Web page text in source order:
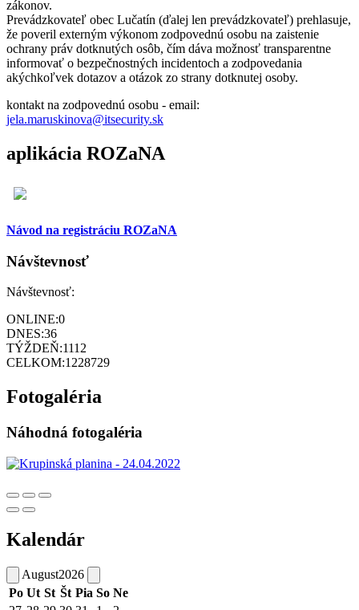
zákonov.
Prevádzkovateľ obec Lučatín (ďalej len prevádzkovateľ) prehlasuje,
že poveril externým výkonom zodpovednú osobu na zaistenie
ochrany práv dotknutých osôb, čím dáva možnosť transparentne
informovať o bezpečnostných incidentoch a zodpovedania
akýchkoľvek dotazov a otázok zo strany dotknutej osoby.
kontakt na zodpovednú osobu - email:
jela.maruskinova@itsecurity.sk
aplikácia ROZaNA
Návod na registráciu ROZaNA
Návštevnosť
Návštevnosť:
ONLINE:0
DNES:36
TÝŽDEŇ:1112
CELKOM:1228729
Fotogaléria
Náhodná fotogaléria
Kalendár
August2026
Po Ut St Št Pia So Ne